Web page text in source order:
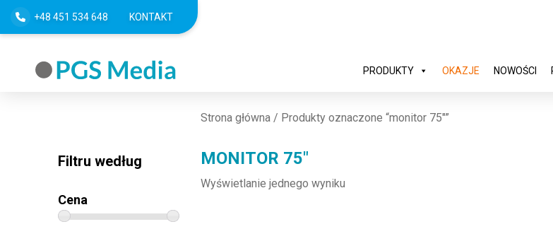
+48 451 534 648 KONTAKT
PRODUKTY OKAZJE NOWOŚCI
Filtru według
Cena
Strona główna/ Produkty oznaczone “monitor 75"”
MONITOR 75"
Wyświetlanie jednego wyniku